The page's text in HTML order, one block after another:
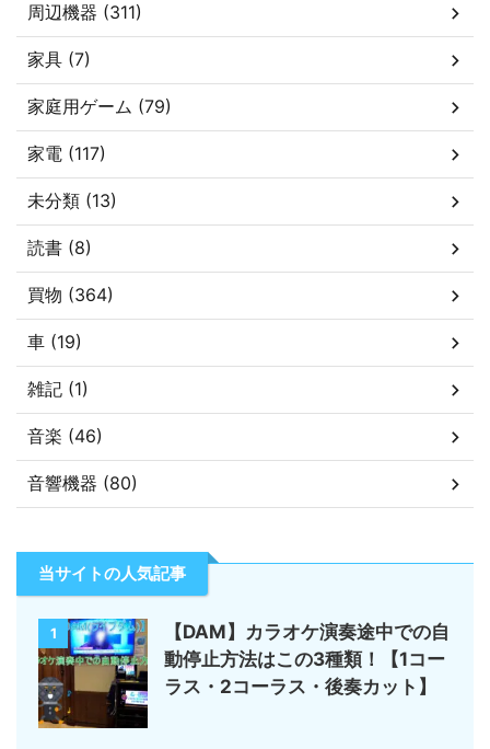
周辺機器 (311)
家具 (7)
家庭用ゲーム (79)
家電 (117)
未分類 (13)
読書 (8)
買物 (364)
車 (19)
雑記 (1)
音楽 (46)
音響機器 (80)
当サイトの人気記事
1
【DAM】カラオケ演奏途中での自
動停止方法はこの3種類！【1コー
ラス・2コーラス・後奏カット】